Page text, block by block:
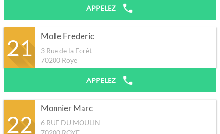
APPELEZ
21 Molle Frederic
3 Rue de la Forêt
70200 Roye
APPELEZ
22
Monnier Marc
6 RUE DU MOULIN